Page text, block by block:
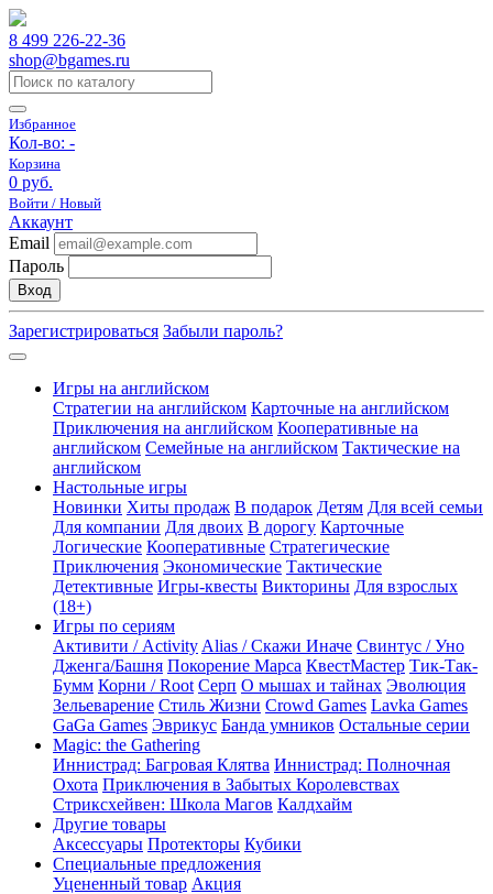
8 499 226-22-36
shop@bgames.ru
Избранное
Кол-во: -
Корзина
0 руб.
Войти / Новый
Аккаунт
Email
Пароль
Вход
Зарегистрироваться Забыли пароль?
Игры на английском
Стратегии на английском Карточные на английском
Приключения на английском Кооперативные на
английском Семейные на английском Тактические на
английском
Настольные игры
Новинки Хиты продаж В подарок Детям Для всей семьи
Для компании Для двоих В дорогу Карточные
Логические Кооперативные Стратегические
Приключения Экономические Тактические
Детективные Игры-квесты Викторины Для взрослых
(18+)
Игры по сериям
Активити / Activity Alias / Скажи Иначе Свинтус / Уно
Дженга/Башня Покорение Марса КвестМастер Тик-Так-
Бумм Корни / Root Серп О мышах и тайнах Эволюция
Зельеварение Стиль Жизни Crowd Games Lavka Games
GaGa Games Эврикус Банда умников Остальные серии
Magic: the Gathering
Иннистрад: Багровая Клятва Иннистрад: Полночная
Охота Приключения в Забытых Королевствах
Стриксхейвен: Школа Магов Калдхайм
Другие товары
Аксессуары Протекторы Кубики
Специальные предложения
Уцененный товар Акция